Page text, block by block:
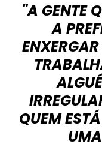
"A GENTE
A
QUEM